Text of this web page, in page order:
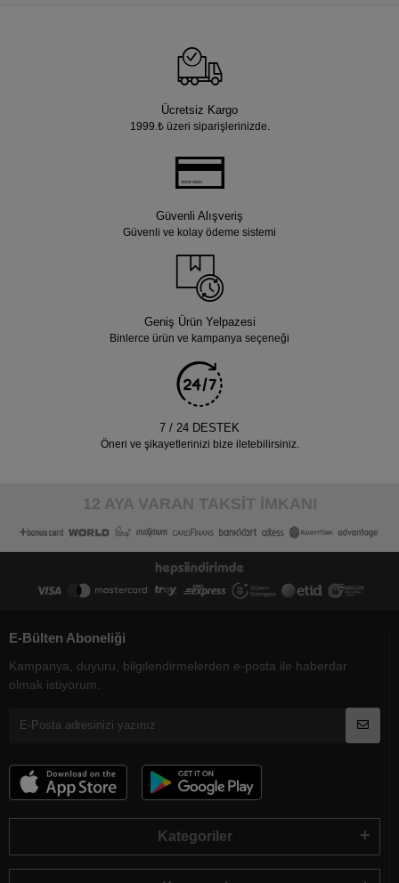
Ücretsiz Kargo
1999.₺ üzeri siparişlerinizde.
Güvenli Alışveriş
Güvenli ve kolay ödeme sistemi
Geniş Ürün Yelpazesi
Binlerce ürün ve kampanya seçeneği
7 / 24 DESTEK
Öneri ve şikayetlerinizi bize iletebilirsiniz.
12 AYA VARAN TAKSİT İMKANI
E-Bülten Aboneliği
Kampanya, duyuru, bilgilendirmelerden e-posta ile haberdar
olmak istiyorum.
Kategoriler